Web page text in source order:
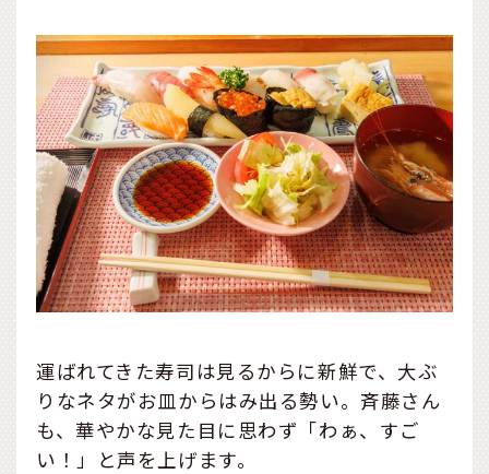
運ばれてきた寿司は見るからに新鮮で、大ぶ
りなネタがお皿からはみ出る勢い。斉藤さん
も、華やかな見た目に思わず「わぁ、すご
い！」と声を上げます。